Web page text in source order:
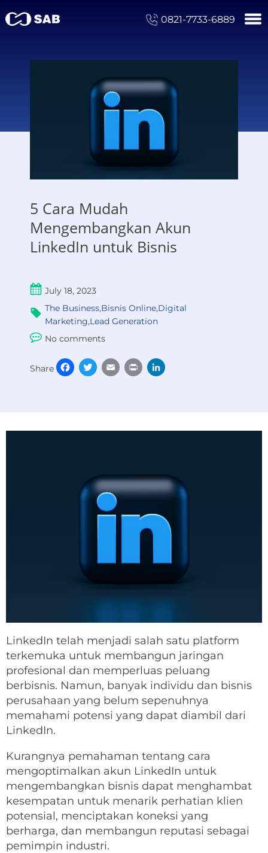
0821-7733-6889
5 Cara Mudah
Mengembangkan Akun
LinkedIn untuk Bisnis
July 18, 2023
The Business,Bisnis Online,Digital
Marketing,Lead Generation
No comments
Share Facebook
TwitterEmail Print
LinkedIn telah menjadi salah satu platform
terkemuka untuk membangun jaringan
profesional dan memperluas peluang
berbisnis. Namun, banyak individu dan bisnis
perusahaan yang belum sepenuhnya
memahami potensi yang dapat diambil dari
LinkedIn.
Kurangnya pemahaman tentang cara
mengoptimalkan akun LinkedIn untuk
mengembangkan bisnis dapat menghambat
kesempatan untuk menarik perhatian klien
potensial, menciptakan koneksi yang
berharga, dan membangun reputasi sebagai
pemimpin industri.